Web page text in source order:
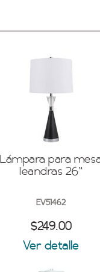
Lámpara para
leandras 26''
EV51462
$249.00
Ver detalle